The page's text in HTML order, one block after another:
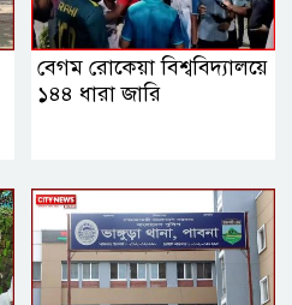
বেগম রোকেয়া বিশ্ববিদ্যালয়ে
১৪৪ ধারা জারি